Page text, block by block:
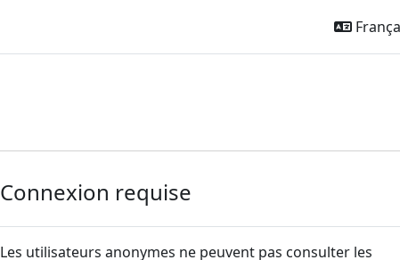
Connexion requise
Les utilisateurs anonymes ne peuvent pas consulter les